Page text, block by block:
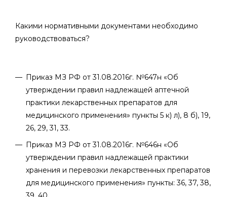
Какими нормативными документами необходимо
руководствоваться?
Приказ МЗ РФ от 31.08.2016г. №647н «Об
утверждении правил надлежащей аптечной
практики лекарственных препаратов для
медицинского применения» пункты 5 к) л), 8 б), 19,
26, 29, 31, 33.
Приказ МЗ РФ от 31.08.2016г. №646н «Об
утверждении правил надлежащей практики
хранения и перевозки лекарственных препаратов
для медицинского применения» пункты: 36, 37, 38,